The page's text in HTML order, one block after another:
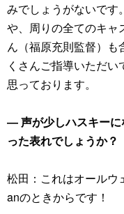
みでしょうがないです
や、周りの全てのキャ
ん（福原充則監督）も
くさんご指導いただ
思っております。
― 声が少しハスキーに
った表れでしょうか？
松田：これはオールウ
anのときからです！